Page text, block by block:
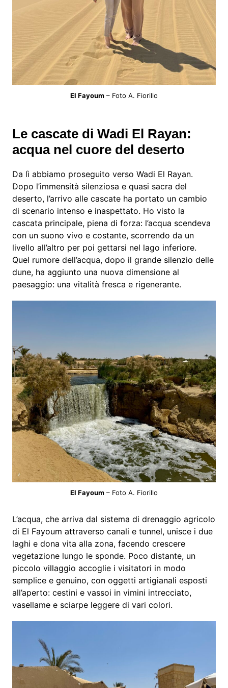
El Fayoum – Foto A. Fiorillo
Le cascate di Wadi El Rayan:
acqua nel cuore del deserto
Da lì abbiamo proseguito verso Wadi El Rayan.
Dopo l’immensità silenziosa e quasi sacra del
deserto, l’arrivo alle cascate ha portato un cambio
di scenario intenso e inaspettato. Ho visto la
cascata principale, piena di forza: l’acqua scendeva
con un suono vivo e costante, scorrendo da un
livello all’altro per poi gettarsi nel lago inferiore.
Quel rumore dell’acqua, dopo il grande silenzio delle
dune, ha aggiunto una nuova dimensione al
paesaggio: una vitalità fresca e rigenerante.
El Fayoum – Foto A. Fiorillo
L’acqua, che arriva dal sistema di drenaggio agricolo
di El Fayoum attraverso canali e tunnel, unisce i due
laghi e dona vita alla zona, facendo crescere
vegetazione lungo le sponde. Poco distante, un
piccolo villaggio accoglie i visitatori in modo
semplice e genuino, con oggetti artigianali esposti
all’aperto: cestini e vassoi in vimini intrecciato,
vasellame e sciarpe leggere di vari colori.